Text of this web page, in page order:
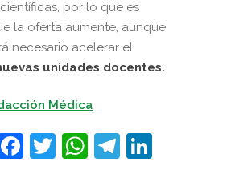
por lo que es
la oferta aumente, aunque
necesario acelerar el
unidades docentes.
Médica
Facebook
Twitter
WhatsApp